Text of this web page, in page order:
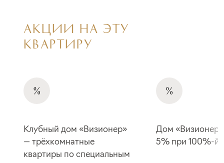
АКЦИИ НА ЭТУ
КВАРТИРУ
Клубный дом «Визионер»
— трёхкомнатные
квартиры по специальным
Дом
5% при 100%-й